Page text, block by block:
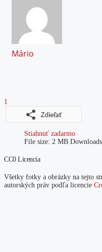
Mário
1
Stiahnuť zadarmo
File size: 2 MB
CC0 Licencia
Všetky fotky a obrázky na tejto
autorských práv podľa licencie